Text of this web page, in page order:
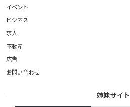
イベント
ビジネス
求人
不動産
広告
お問い合わせ
姉妹サイト